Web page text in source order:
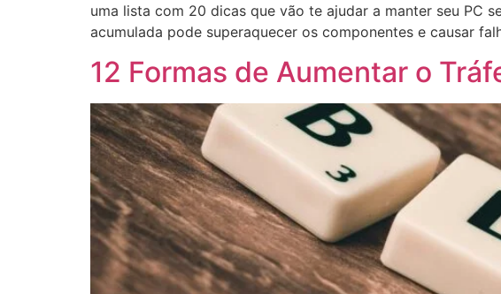
uma lista com 20 dicas que vão te ajudar a manter seu PC
acumulada pode superaquecer os componentes e causar
12 Formas de Aumentar o